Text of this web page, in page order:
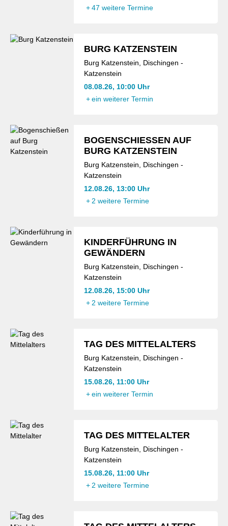
+ 47 weitere Termine
BURG KATZENSTEIN
Burg Katzenstein, Dischingen -
Katzenstein
08.08.26, 10:00 Uhr
+ ein weiterer Termin
BOGENSCHIESSEN AUF B
URG KATZENSTEIN
Burg Katzenstein, Dischingen -
Katzenstein
12.08.26, 13:00 Uhr
+ 2 weitere Termine
KINDERFÜHRUNG IN
GEWÄNDERN
Burg Katzenstein, Dischingen -
Katzenstein
12.08.26, 15:00 Uhr
+ 2 weitere Termine
TAG DES MITTELALTERS
Burg Katzenstein, Dischingen -
Katzenstein
15.08.26, 11:00 Uhr
+ ein weiterer Termin
TAG DES MITTELALTER
Burg Katzenstein, Dischingen -
Katzenstein
15.08.26, 11:00 Uhr
+ 2 weitere Termine